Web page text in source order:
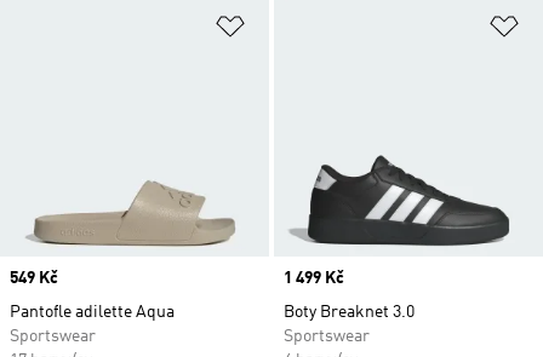
Price
549 Kč
Pantofle adilette Aqua
Sportswear
Price
1 499 Kč
Boty Breaknet 3.0
Sportswear